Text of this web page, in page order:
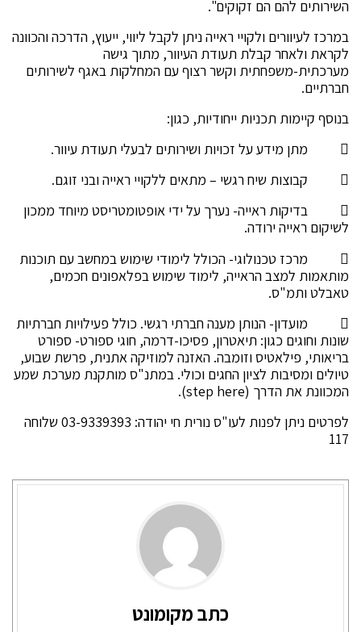
השירותים להם הם זקוקים".
במרכז לעיוורים ולקויי ראייה ניתן לקבל ליווי, ייעוץ, הדרכה והכוונה
לקראת ולאחר קבלת תעודת העיוור, מתוך גישה
מערכתית-משפחתית וקשר רצוף עם המחלקות באגף לשירותים
חברתיים.
בנוסף קיימות תכניות ייחודיות, כגון:
 מתן מידע על זכויות ושירותים לבעלי תעודת עיוור.
 קבוצות שיח רגשי – מתאים ללקויי ראייה ובני זוגם.
 בדיקות ראייה- נערך על ידי אופטומטריסט מיוחד ממכון
לשיקום ראייה ירודה.
 מרכז טכנולוגי- הכולל לימודי שימוש במחשב עם תוכנות
מותאמות למצב הראייה, לימוד שימוש בפלאפונים חכמים,
טאבלט ותמ"ס.
 מועדון- הנותן מענה חברתי רגשי. כולל פעילויות חברתיות
שונות וחוגים כגון: תיאטרון, פסיכו-דרמה, חוגי ספורט- ספורט
בריאותי, פילאטיס וזומבה. האזנה למוזיקה אתנית, פרשת שבוע,
טיולים ומסיבות לציון החגים וכולי. במתנ"ס מותקנת מערכת שמע
המכוונת את הדרך (step here).
לפרטים ניתן לפנות לעו"ס נורית חי יהודה: 03-9339393 שלוחה
117
כתב מקומונט